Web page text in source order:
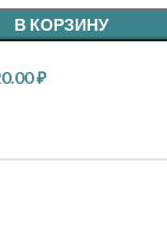
В КОРЗИНУ
₽